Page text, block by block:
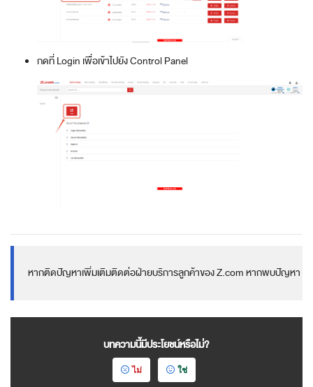
กดที่ Login เพื่อเข้าไปยัง Control Panel
หากติดปัญหาเพิ่มเติมติดต่อฝ่ายบริการลูกค้าของ Z.com หากพบปัญหา
บทความนี้มีประโยชน์หรือไม่?
ไม่ ใช่